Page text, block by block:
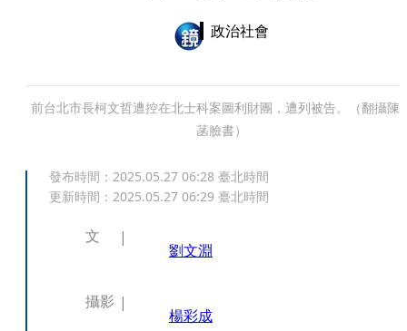
政治社會
前台北市長柯文哲遭控在北士科案圖利財團，遭列被告。（翻攝陳
菡臉書）
發布時間： 2025.05.27 06:28 臺北時間
更新時間： 2025.05.27 06:29 臺北時間
文
劉文淵
攝影
楊彩成